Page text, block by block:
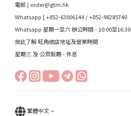
電郵 | order@gtm.hk
Whatsapp | +852-63006144 /+852-98285740
Whatsapp 星期一至六 辦公時間 - 10:00至16:30
按此了解 旺角總店地址及營業時間
星期三 及 公眾假期 - 休息
繁體中文